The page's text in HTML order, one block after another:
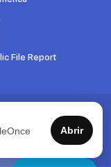
File Report
TeleOnce, Abrir